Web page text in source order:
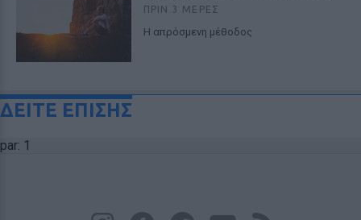
ΠΡΙΝ 3 ΜΈΡΕΣ
Η απρόσμενη μέθοδος
ΔΕΙΤΕ ΕΠΙΣΗΣ
par: 1